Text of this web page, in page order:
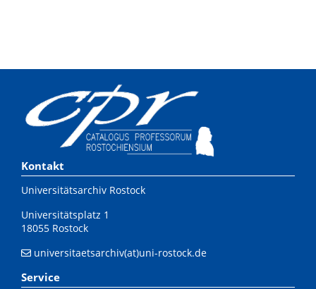
Kontakt
Universitätsarchiv Rostock
Universitätsplatz 1
18055 Rostock
universitaetsarchiv(at)uni-rostock.de
Service